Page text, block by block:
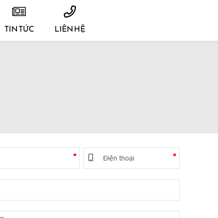
TIN TỨC LIÊN HỆ
* *